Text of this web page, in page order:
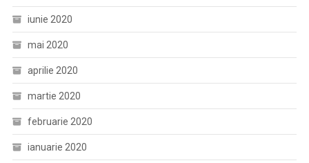
iunie 2020
mai 2020
aprilie 2020
martie 2020
februarie 2020
ianuarie 2020